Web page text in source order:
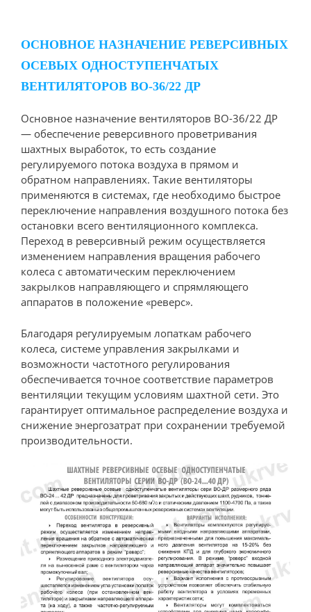
ОСНОВНОЕ НАЗНАЧЕНИЕ РЕВЕРСИВНЫХ
ОСЕВЫХ ОДНОСТУПЕНЧАТЫХ
ВЕНТИЛЯТОРОВ ВО-36/22 ДР
Основное назначение вентиляторов ВО-36/22 ДР
— обеспечение реверсивного проветривания
шахтных выработок, то есть создание
регулируемого потока воздуха в прямом и
обратном направлениях. Такие вентиляторы
применяются в системах, где необходимо быстрое
переключение направления воздушного потока без
остановки всего вентиляционного комплекса.
Переход в реверсивный режим осуществляется
изменением направления вращения рабочего
колеса с автоматическим переключением
закрылков направляющего и спрямляющего
аппаратов в положение «реверс».
Благодаря регулируемым лопаткам рабочего
колеса, системе управления закрылками и
возможности частотного регулирования
обеспечивается точное соответствие параметров
вентиляции текущим условиям шахтной сети. Это
гарантирует оптимальное распределение воздуха и
снижение энергозатрат при сохранении требуемой
производительности.